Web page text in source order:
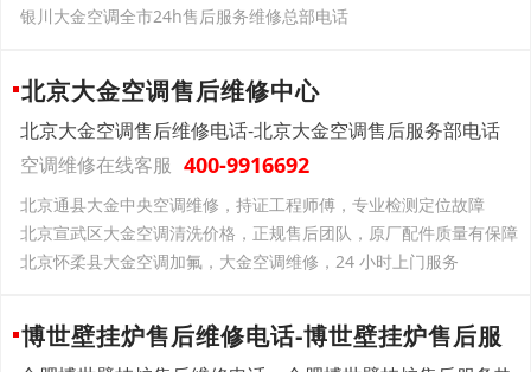
银川大金空调全市24h售后服务维修总部电话
北京大金空调售后维修中心
北京大金空调售后维修电话-北京大金空调售后服务部电话
空调维修在线客服 400-9916692
北京通县大金中央空调维修，持证工程师傅，专业检测定位故障
北京宣武区大金空调清洗价格，正规售后团队，原厂配件质量有保障
北京怀柔县大金空调加氟，大金空调维修，24 小时上门服务
博世壁挂炉售后维修电话-博世壁挂炉售后服